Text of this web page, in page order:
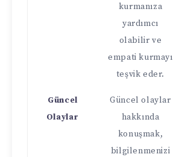
kurmanıza
yardımcı
olabilir ve
empati kurmayı
teşvik eder.
Güncel
Olaylar
Güncel olaylar
hakkında
konuşmak,
bilgilenmenizi